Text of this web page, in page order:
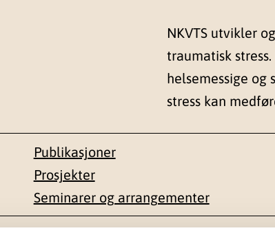
NKVTS utvikler
traumatisk
helsemessige og
stress kan
Publikasjoner
Prosjekter
Seminarer og arrangementer